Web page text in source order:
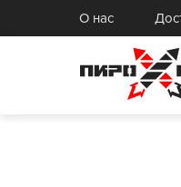
О насРеактивы
Книги
Картонные
Токарные